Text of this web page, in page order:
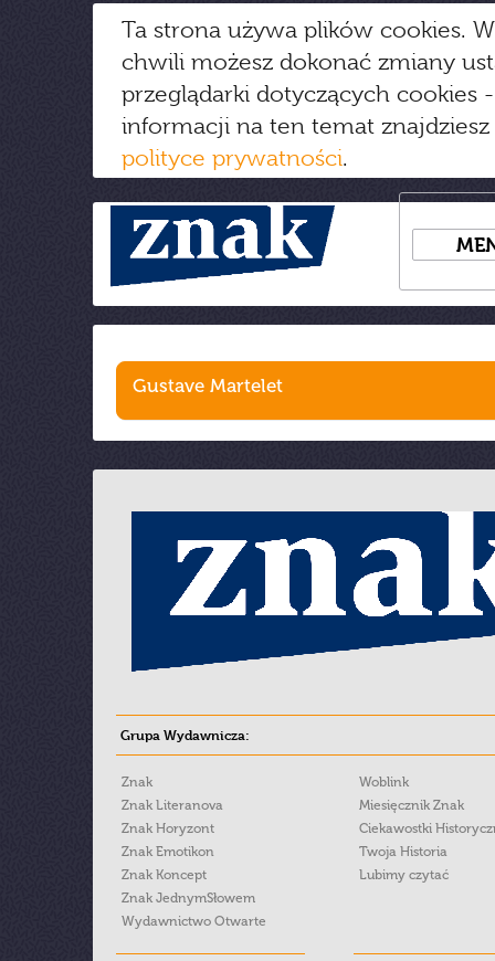
Ta strona używa plików cookies.
chwili możesz dokonać zmiany
przeglądarki dotyczących cookies
informacji na ten temat
polityce prywatności.
Gustave Martelet
Grupa Wydawnicza:
Znak
Znak Literanova
Znak Horyzont
Znak Emotikon
Znak Koncept
Znak JednymSłowem
Wydawnictwo Otwarte
Woblink
Miesięcznik Znak
Ciekawostki
Twoja Historia
Lubimy czytać